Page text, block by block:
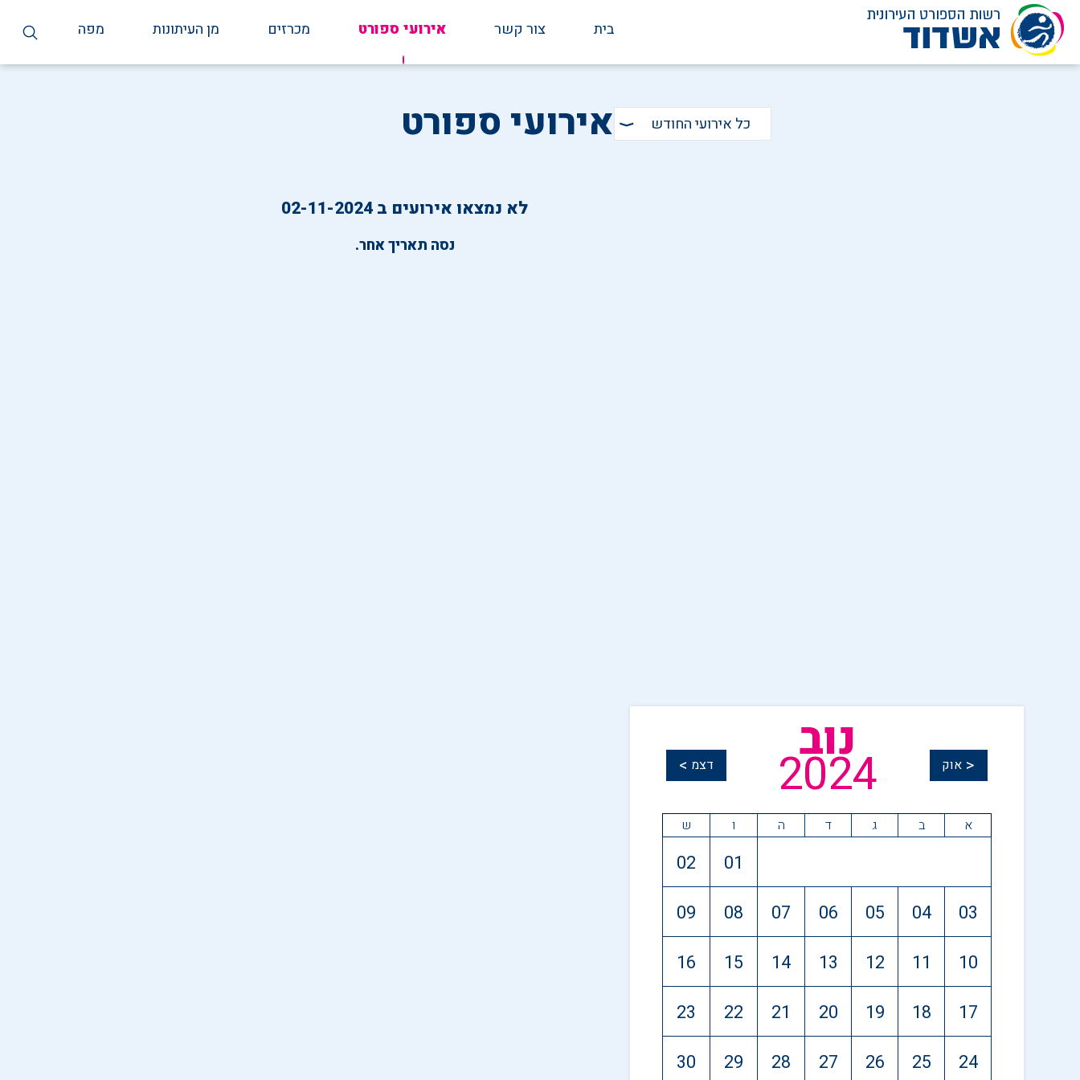
דלג
מפה מן העיתונות מכרזים אירועי ספורט צור קשר בית
< אוק נוב
2024 דצמ >
א ב ג ד ה ו ש
01
02
03
04
05
06
07
08
09
10
11
12
13
14
15
16
17
18
19
20
21
22
23
24
25
26
27
28
29
30
כל אירועי החודש ⟩ אירועי ספורט
לא נמצאו אירועים ב 02-11-2024
נסה תאריך אחר.